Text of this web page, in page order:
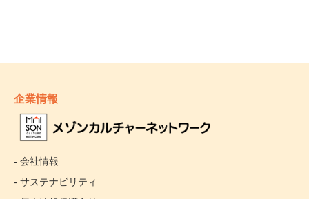
企業情報
- 会社情報
- サステナビリティ